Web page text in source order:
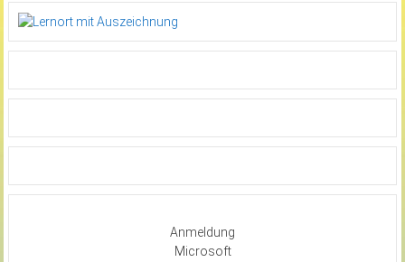
Anmeldung
Microsoft